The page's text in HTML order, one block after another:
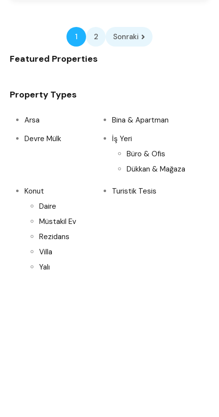
1 2 Sonraki
Featured Properties
Property Types
Arsa
Bina & Apartman
Devre Mülk
İş Yeri
Büro & Ofis
Dükkan & Mağaza
Konut
Daire
Müstakil Ev
Rezidans
Villa
Yalı
Turistik Tesis